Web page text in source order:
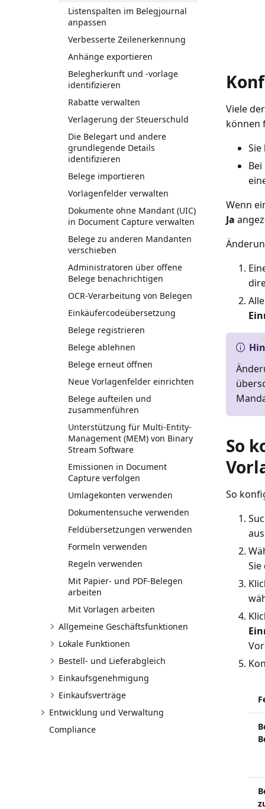
Listenspalten im Belegjournal
anpassen
Verbesserte Zeilenerkennung
Anhänge exportieren
Belegherkunft und -vorlage
identifizieren
Rabatte verwalten
Verlagerung der Steuerschuld
Die Belegart und andere
grundlegende Details
identifizieren
Belege importieren
Vorlagenfelder verwalten
Dokumente ohne Mandant (UIC)
in Document Capture verwalten
Belege zu anderen Mandanten
verschieben
Administratoren über offene
Belege benachrichtigen
OCR-Verarbeitung von Belegen
Einkäufercodeübersetzung
Belege registrieren
Belege ablehnen
Belege erneut öffnen
Neue Vorlagenfelder einrichten
Belege aufteilen und
zusammenführen
Unterstützung für Multi-Entity-
Management (MEM) von Binary
Stream Software
Emissionen in Document
Capture verfolgen
Umlagekonten verwenden
Dokumentensuche verwenden
Feldübersetzungen verwenden
Formeln verwenden
Regeln verwenden
Mit Papier- und PDF-Belegen
arbeiten
Mit Vorlagen arbeiten
Allgemeine Geschäftsfunktionen
Lokale Funktionen
Bestell- und Lieferabgleich
Einkaufsgenehmigung
Einkaufsverträge
Entwicklung und Verwaltung
Compliance
Viele
können
Wenn
Ja
So
So